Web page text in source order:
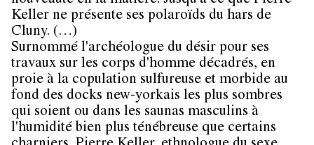
Keller ne présente ses polaroïds du hars de
Cluny. (…)
Surnommé l'archéologue du désir pour ses
travaux sur les corps d'homme décadrés, en
proie à la copulation sulfureuse et morbide au
fond des docks new-yorkais les plus sombres
qui soient ou dans les saunas masculins à
l'humidité bien plus ténébreuse que certains